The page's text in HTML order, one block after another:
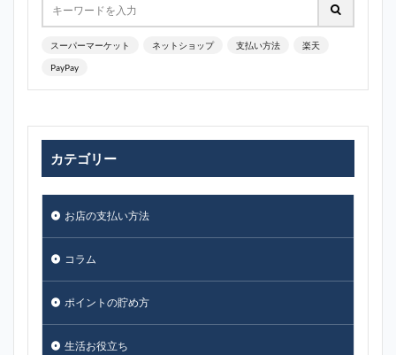
スーパーマーケット ネットショップ 支払い方法 楽天
PayPay
カテゴリー
お店の支払い方法
コラム
ポイントの貯め方
生活お役立ち